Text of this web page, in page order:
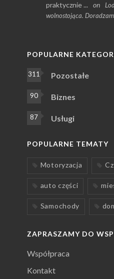
praktycznie ...
on
wolnostojąca.
POPULARNE
311 Pozostałe
90 Biznes
87 Usługi
POPULARNE TEMATY
Motoryzacja
auto części
Samochody
ZAPRASZAMY DO
Współpraca
Kontakt